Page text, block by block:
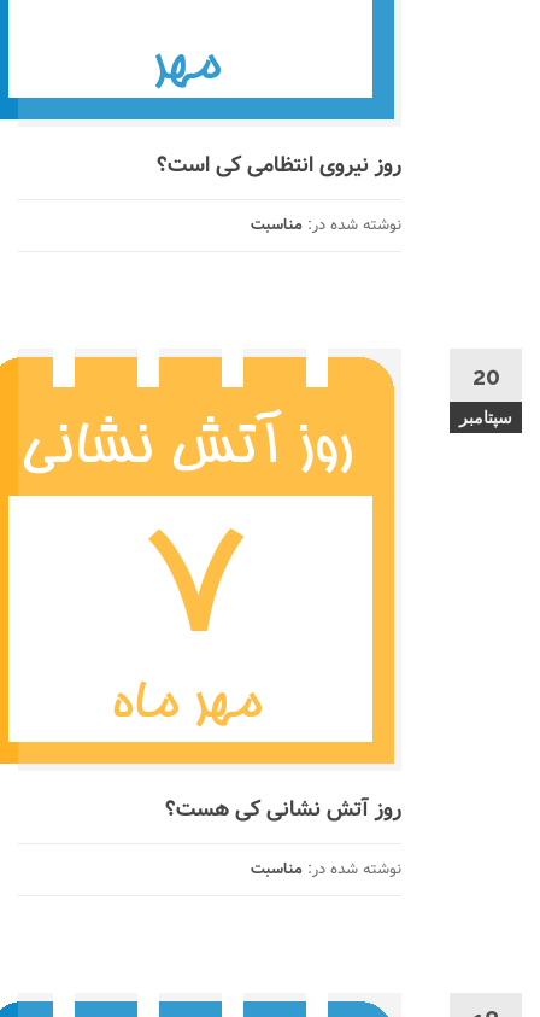
روز نیروی انتظامی کی است؟
نوشته شده در:مناسبت
20
سپتامبر
روز آتش نشانی کی هست؟
نوشته شده در:مناسبت